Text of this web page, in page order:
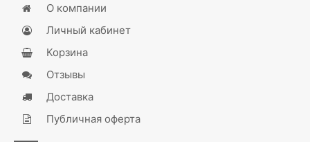
О компании
Личный кабинет
Корзина
Отзывы
Доставка
Публичная оферта